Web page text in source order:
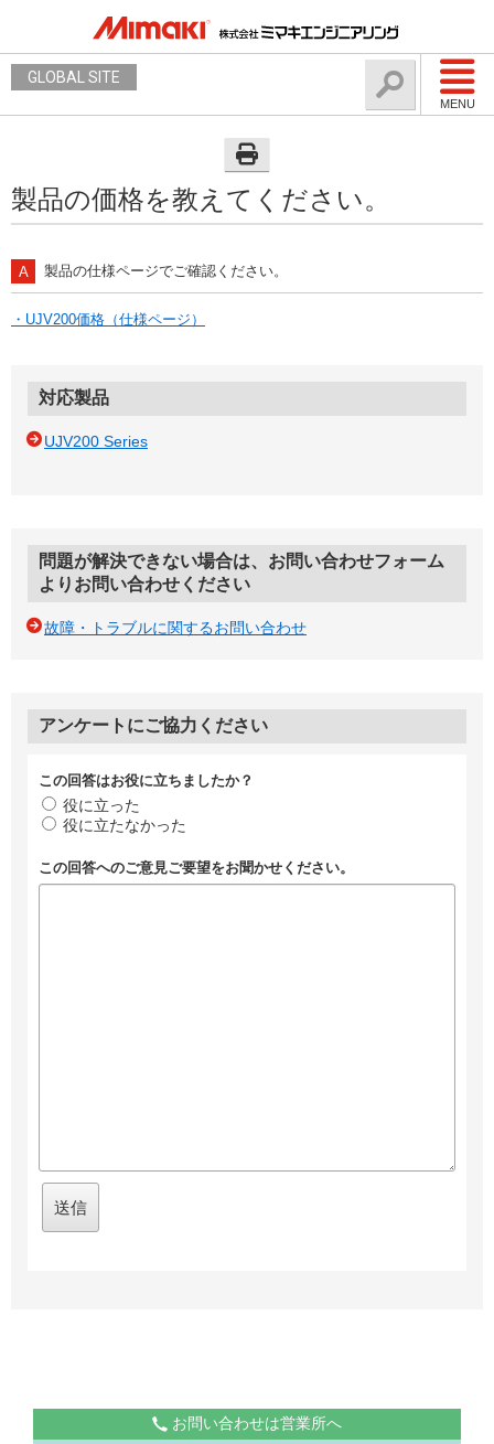
MENU
GLOBAL SITE
製品の価格を教えてください。
製品の仕様ページでご確認ください。
・UJV200価格（仕様ページ）
対応製品
UJV200 Series
問題が解決できない場合は、お問い合わせフォーム
よりお問い合わせください
故障・トラブルに関するお問い合わせ
アンケートにご協力ください
この回答はお役に立ちましたか？
役に立った
役に立たなかった
この回答へのご意見ご要望をお聞かせください。
お問い合わせは営業所へ